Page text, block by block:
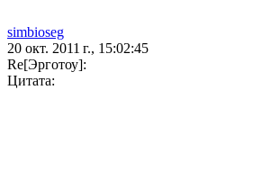
simbioseg
20 окт. 2011 г., 15:02:45
Re[Эрготоу]:
Цитата: